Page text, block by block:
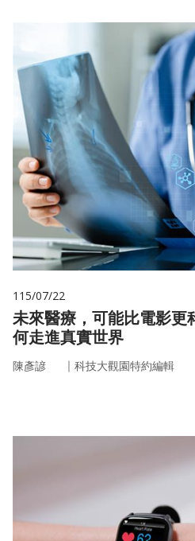
115/07/22
未來醫療，可能比電影更
何走進真實世界
陳彥諺 ｜ 科技大觀園特約編輯